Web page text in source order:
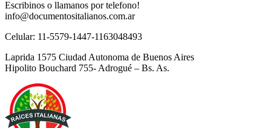
Escribinos o llamanos por telefono!
info@documentositalianos.com.ar
Celular: 11-5579-1447-1163048493
Laprida 1575 Ciudad Autonoma de Buenos Aires
Hipolito Bouchard 755- Adrogué – Bs. As.